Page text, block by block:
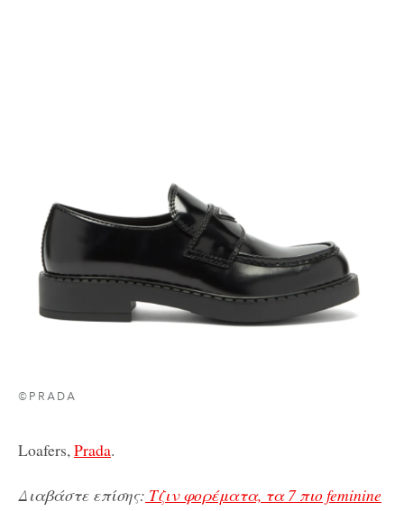
©PRADA
Loafers,Prada.
Διαβάστε επίσης: Τζιν φορέματα, τα 7 πιο feminine